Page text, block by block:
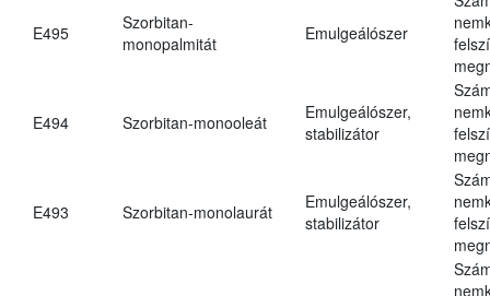
E495
Szorbitan-
monopalmitát
Emulgeálószer
E494 Szorbitan-monooleát
Emulgeálószer,
stabilizátor
E493 Szorbitan-monolaurát
Emulgeálószer,
stabilizátor